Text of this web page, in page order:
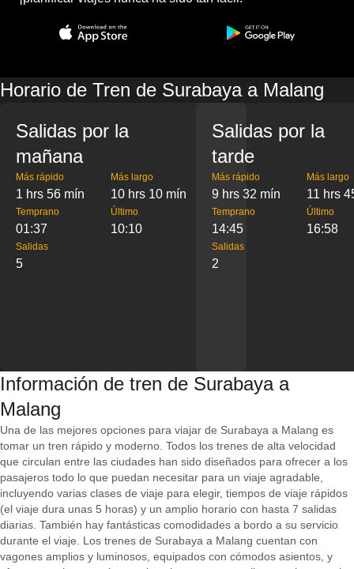
Horario de Tren de Surabaya a Malang
Salidas por la
mañana
Más rápido
1 hrs 56 mín
Más largo
10 hrs 10 mín
Temprano
01:37
Último
10:10
Salidas
5
Salidas por la
tarde
Más rápido
9 hrs 32 mín
Más largo
11 hrs
Temprano
14:45
Último
16:58
Salidas
2
Información de tren de Surabaya a
Malang
Una de las mejores opciones para viajar de Surabaya a Malang es
tomar un tren rápido y moderno. Todos los trenes de alta velocidad
que circulan entre las ciudades han sido diseñados para ofrecer a los
pasajeros todo lo que puedan necesitar para un viaje agradable,
incluyendo varias clases de viaje para elegir, tiempos de viaje rápidos
(el viaje dura unas 5 horas) y un amplio horario con hasta 7 salidas
diarias. También hay fantásticas comodidades a bordo a su servicio
durante el viaje. Los trenes de Surabaya a Malang cuentan con
vagones amplios y luminosos, equipados con cómodos asientos, y